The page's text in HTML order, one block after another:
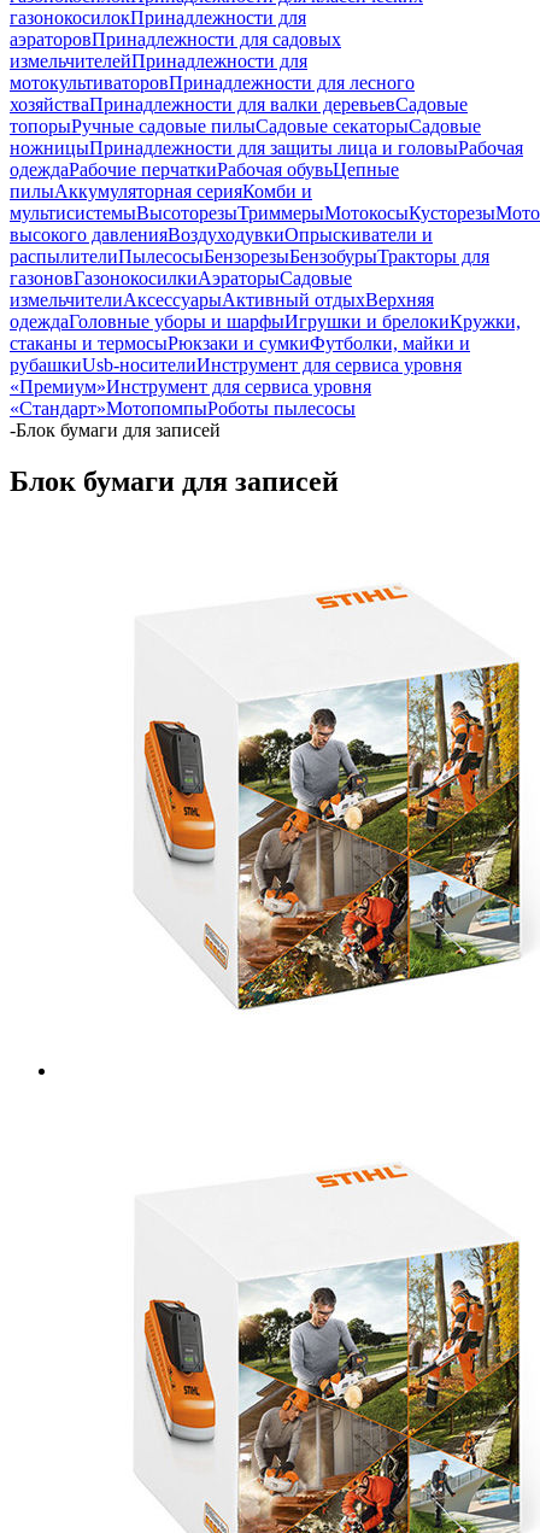
газонокосилокПринадлежности для
аэраторовПринадлежности для садовых
измельчителейПринадлежности для
мотокультиваторовПринадлежности для лесного
хозяйстваПринадлежности для валки деревьевСадовые
топорыРучные садовые пилыСадовые секаторыСадовые
ножницыПринадлежности для защиты лица и головыРабочая
одеждаРабочие перчаткиРабочая обувьЦепные
пилыАккумуляторная серияКомби и
мультисистемыВысоторезыТриммерыМотокосыКусторезы
высокого давленияВоздуходувкиОпрыскиватели и
распылителиПылесосыБензорезыБензобурыТракторы для
газоновГазонокосилкиАэраторыСадовые
измельчителиАксессуарыАктивный отдыхВерхняя
одеждаГоловные уборы и шарфыИгрушки и брелокиКружки,
стаканы и термосыРюкзаки и сумкиФутболки, майки и
рубашкиUsb-носителиИнструмент для сервиса уровня
«Премиум»Инструмент для сервиса уровня
«Стандарт»МотопомпыРоботы пылесосы
-Блок бумаги для записей
Блок бумаги для записей